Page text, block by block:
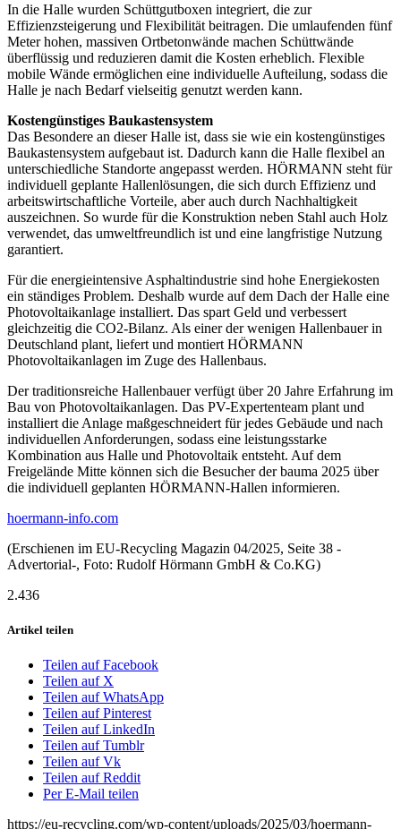
In die Halle wurden Schüttgutboxen integriert, die zur
Effizienzsteigerung und Flexibilität beitragen. Die umlaufenden fünf
Meter hohen, massiven Ortbetonwände machen Schüttwände
überflüssig und reduzieren damit die Kosten erheblich. Flexible
mobile Wände ermöglichen eine individuelle Aufteilung, sodass die
Halle je nach Bedarf vielseitig genutzt werden kann.
Kostengünstiges Baukastensystem
Das Besondere an dieser Halle ist, dass sie wie ein kostengünstiges
Baukastensystem aufgebaut ist. Dadurch kann die Halle flexibel an
unterschiedliche Standorte angepasst werden. HÖRMANN steht für
individuell geplante Hallenlösungen, die sich durch Effizienz und
arbeitswirtschaftliche Vorteile, aber auch durch Nachhaltigkeit
auszeichnen. So wurde für die Konstruktion neben Stahl auch Holz
verwendet, das umweltfreundlich ist und eine langfristige Nutzung
garantiert.
Für die energieintensive Asphaltindustrie sind hohe Energiekosten
ein ständiges Problem. Deshalb wurde auf dem Dach der Halle eine
Photovoltaik­anlage installiert. Das spart Geld und verbessert
gleichzeitig die CO2-Bilanz. Als einer der wenigen Hallenbauer in
Deutschland plant, liefert und montiert HÖRMANN
Photovoltaikanlagen im Zuge des Hallenbaus.
Der traditionsreiche Hallenbauer verfügt über 20 Jahre Erfahrung im
Bau von Photovoltaikanlagen. Das PV-Expertenteam plant und
installiert die Anlage maßgeschneidert für jedes Gebäude und nach
individuellen Anforderungen, sodass eine leistungsstarke
Kombination aus Halle und Photovoltaik entsteht. Auf dem
Freigelände Mitte können sich die Besucher der bauma 2025 über
die individuell geplanten HÖRMANN-Hallen informieren.
hoermann-info.com
(Erschienen im EU-Recycling Magazin 04/2025, Seite 38 -
Advertorial-, Foto: Rudolf Hörmann GmbH & Co.KG)
2.436
Artikel teilen
Teilen auf Facebook
Teilen auf X
Teilen auf WhatsApp
Teilen auf Pinterest
Teilen auf LinkedIn
Teilen auf Tumblr
Teilen auf Vk
Teilen auf Reddit
Per E-Mail teilen
https://eu-recycling.com/wp-content/uploads/2025/03/hoermann-